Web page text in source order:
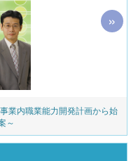
業内職業能力開発計画から始
～
»